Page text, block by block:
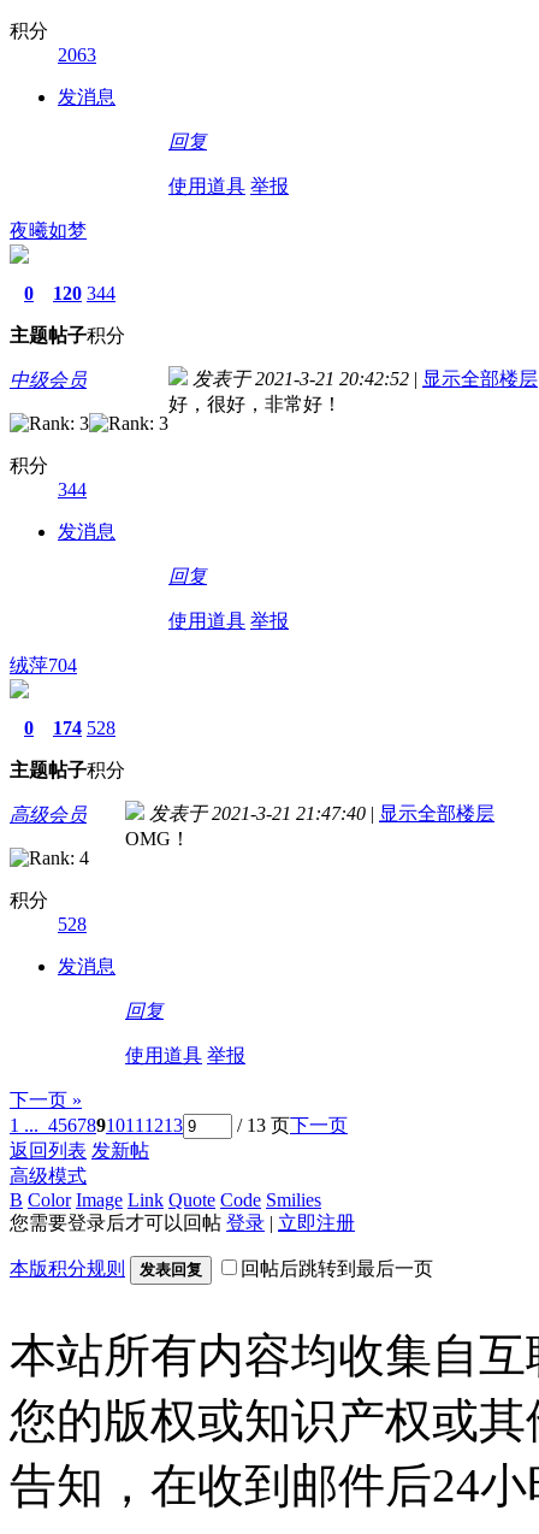
积分
2063
发消息
回复
使用道具 举报
夜曦如梦
0
主题
120
帖子
344
积分
中级会员
积分
344
发消息
发表于 2021-3-21 20:42:52 | 显示全部楼层
好，很好，非常好！
回复
使用道具 举报
绒萍704
0
主题
174
帖子
528
积分
高级会员
积分
528
发消息
发表于 2021-3-21 21:47:40 | 显示全部楼层
OMG！
回复
使用道具 举报
下一页 »
1 ... 4567891011 1213 / 13 页下一页
返回列表 发新帖
高级模式
B Color Image Link Quote Code Smilies
您需要登录后才可以回帖 登录 | 立即注册
本版积分规则 发表回复 回帖后跳转到最后一页
本站所有内容均收集自
您的版权或知识产权或
告知，在收到邮件后24